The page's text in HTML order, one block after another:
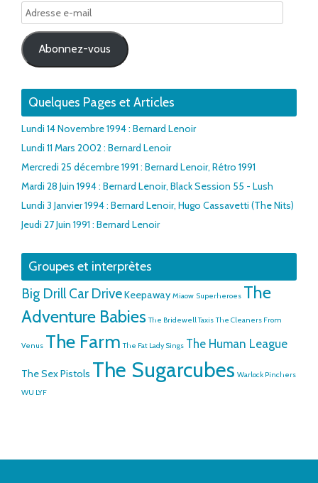
Adresse
e-
mail
Abonnez-vous
Quelques Pages et Articles
Lundi 14 Novembre 1994 : Bernard Lenoir
Lundi 11 Mars 2002 : Bernard Lenoir
Mercredi 25 décembre 1991 : Bernard Lenoir, Rétro 1991
Mardi 28 Juin 1994 : Bernard Lenoir, Black Session 55 - Lush
Lundi 3 Janvier 1994 : Bernard Lenoir, Hugo Cassavetti (The Nits)
Jeudi 27 Juin 1991 : Bernard Lenoir
Groupes et interprètes
Big Drill Car DriveKeepaway Miaow Superheroes The
Adventure Babies The Bridewell Taxis The Cleaners From
Venus The Farm The Fat Lady Sings The Human League
The Sex Pistols The Sugarcubes Warlock Pinchers
WU LYF